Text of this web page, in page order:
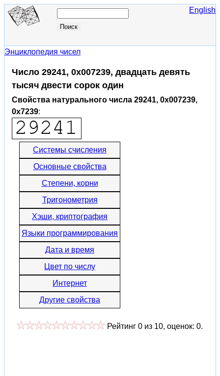
English
Энциклопедия чисел
Число 29241, 0x007239, двадцать девять
тысяч двести сорок один
Свойства натурального числа 29241, 0x007239,
0x7239:
Системы счисления
Основные свойства
Степени, корни
Тригонометрия
Хэши, криптография
Языки программирования
Дата и время
Цвет по числу
Интернет
Другие свойства
Рейтинг 0 из 10, оценок: 0.